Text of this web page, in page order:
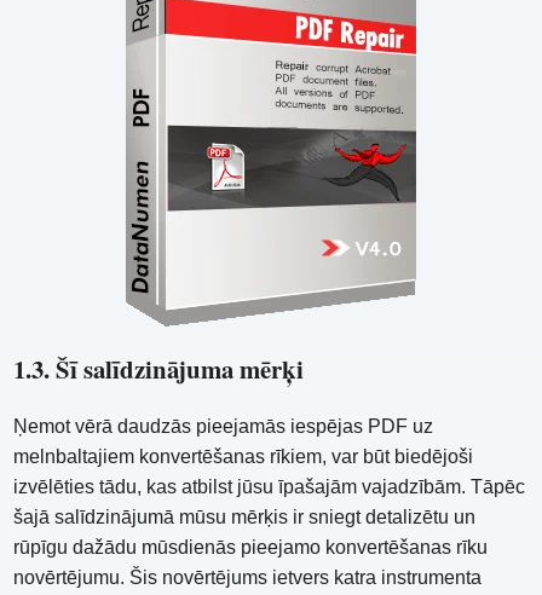
1.3. Šī salīdzinājuma mērķi
Ņemot vērā daudzās pieejamās iespējas PDF uz
melnbaltajiem konvertēšanas rīkiem, var būt biedējoši
izvēlēties tādu, kas atbilst jūsu īpašajām vajadzībām. Tāpēc
šajā salīdzinājumā mūsu mērķis ir sniegt detalizētu un
rūpīgu dažādu mūsdienās pieejamo konvertēšanas rīku
novērtējumu. Šis novērtējums ietvers katra instrumenta